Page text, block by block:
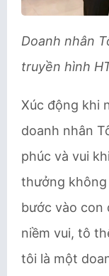
Doanh nhân
truyền hình
Xúc động khi
doanh nhân
phúc và vui
thưởng không
bước vào con
niềm vui, tô
tôi là một